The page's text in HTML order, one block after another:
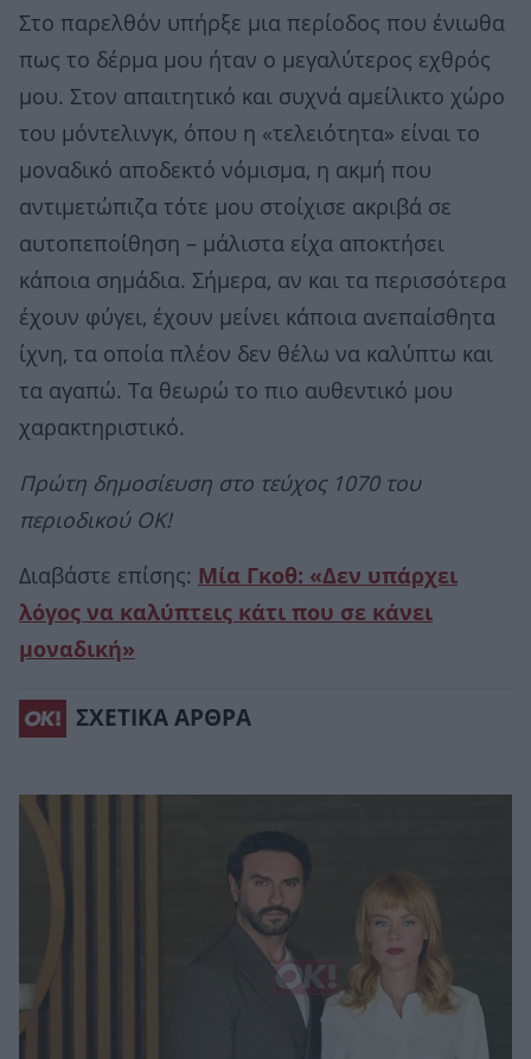
Στο παρελθόν υπήρξε μια περίοδος που ένιωθα
πως το δέρμα μου ήταν ο μεγαλύτερος εχθρός
μου. Στον απαιτητικό και συχνά αμείλικτο χώρο
του μόντελινγκ, όπου η «τελειότητα» είναι το
μοναδικό αποδεκτό νόμισμα, η ακμή που
αντιμετώπιζα τότε μου στοίχισε ακριβά σε
αυτοπεποίθηση – μάλιστα είχα αποκτήσει
κάποια σημάδια. Σήμερα, αν και τα περισσότερα
έχουν φύγει, έχουν μείνει κάποια ανεπαίσθητα
ίχνη, τα οποία πλέον δεν θέλω να καλύπτω και
τα αγαπώ. Τα θεωρώ το πιο αυθεντικό μου
χαρακτηριστικό.
Πρώτη δημοσίευση στο τεύχος 1070 του
περιοδικού ΟΚ!
Διαβάστε επίσης: Μία Γκοθ: «Δεν υπάρχει
λόγος να καλύπτεις κάτι που σε κάνει
μοναδική»
ΣΧΕΤΙΚΑ ΑΡΘΡΑ